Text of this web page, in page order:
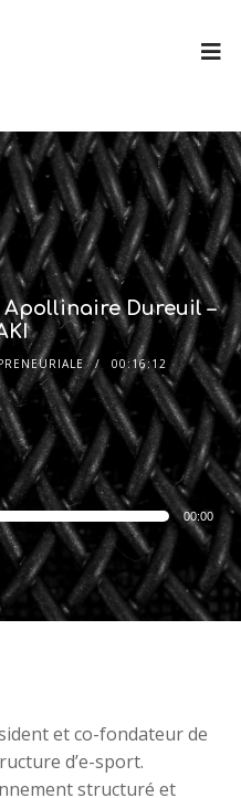
Apollinaire Dureuil –
00:16:12
00:00
et co-fondateur de
d’e-sport.
structuré et